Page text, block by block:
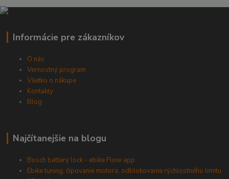
Informácie pre zákazníkov
O nás
Vernostný program
Všetko o nákupe
Kontakty
Blog
Najčítanejšie na blogu
Bosch battery lock - ebike Flow app
Ebike tuning, čipovanie motora, odblokovanie rýchlostného limitu